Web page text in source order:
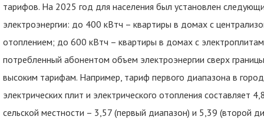
тарифов. На 2025 год для населения был установлен
электроэнергии: до 400 кВтч – квартиры в домах с
отоплением; до 600 кВтч – квартиры в домах с
потребленный абонентом объем электроэнергии сверх
высоким тарифам. Например, тариф первого диапазона в
электрических плит и электрического отопления составляет
сельской местности – 3,57 (первый диапазон) и 5,39 (второй